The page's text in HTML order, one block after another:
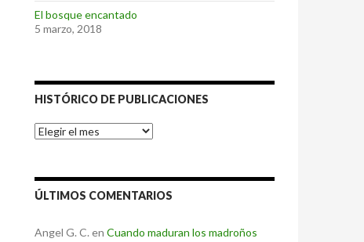
El bosque encantado
5 marzo, 2018
HISTÓRICO DE PUBLICACIONES
Histórico
de
ÚLTIMOS COMENTARIOS
Angel G. C. en Cuando maduran los madroños